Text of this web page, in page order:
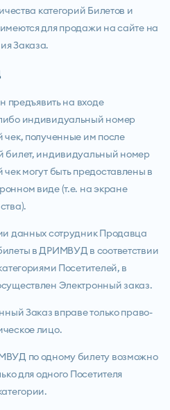
категорий Билетов и
для продажи на сайте на
Заказа.
предъявить на входе
индивидуальный номер
чек, полученные им после
билет, индивидуальный номер
могут быть предоставлены в
виде (т.е. на экране
данных сотрудник Продавца
в ДРИМВУД в соответствии
Посетителей, в
Электронный заказ.
Заказ вправе только право-
лицо.
по одному билету возможно
для одного Посетителя